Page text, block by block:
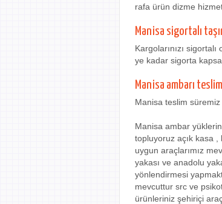
rafa ürün dizme
Manisa sigortalı
Kargolarınızı
ye kadar sigorta
Manisa ambarı
Manisa teslim
Manisa ambar
topluyoruz açık kasa ,
uygun araçlarımız
yakası ve anadolu
yönlendirmesi
mevcuttur src ve
ürünleriniz şehiriçi